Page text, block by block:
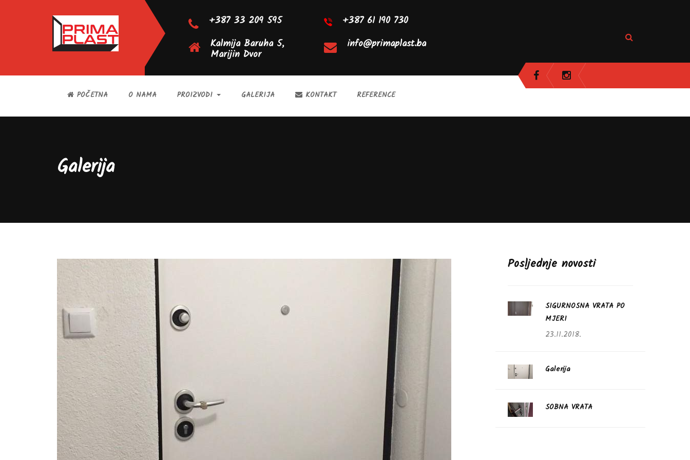
+387 33 209 595
+387 61 190 730
Kalmija Baruha 5,
Marijin Dvor
info@primaplast.ba
POČETNA O NAMA PROIZVODI GALERIJA KONTAKT REFERENCE
Galerija
Posljednje novosti
SIGURNOSNA VRATA PO
MJERI
23.11.2018.
Galerija
SOBNA VRATA